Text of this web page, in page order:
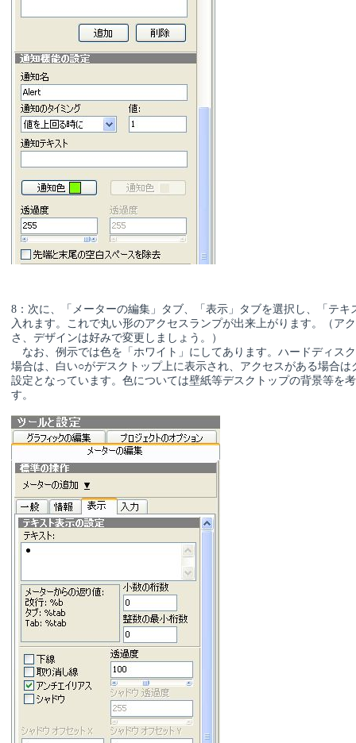
8：次に、「メーターの編集」タブ、「表示」タブを選択し、「テキ
入れます。これで丸い形のアクセスランプが出来上がります。（ア
さ、デザインは好みで変更しましょう。）
なお、例示では色を「ホワイト」にしてあります。ハードディス
場合は、白い○がデスクトップ上に表示され、アクセスがある場合は
設定となっています。色については壁紙等デスクトップの背景等を
す。